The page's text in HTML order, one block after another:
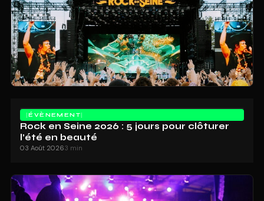
ÉVÈNEMENT
Rock en Seine 2026 : 5 jours pour clôturer
l’été en beauté
03 Août 20263 min